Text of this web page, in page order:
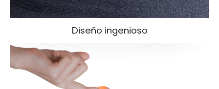
Diseño ingenioso